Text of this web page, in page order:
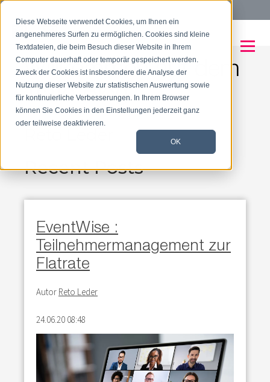
Diese Webseite verwendet Cookies, um Ihnen ein
angenehmeres Surfen zu ermöglichen. Cookies sind kleine
Textdateien, die beim Besuch dieser Website in Ihrem
Computer dauerhaft oder temporär gespeichert werden.
Zweck der Cookies ist insbesondere die Analyse der
Nutzung dieser Website zur statistischen Auswertung sowie
für kontinuierliche Verbesserungen. In Ihrem Browser
können Sie Cookies in den Einstellungen jederzeit ganz
oder teilweise deaktivieren.
OK
Willkommen auf dem
Trafo Blog
Recent Posts
EventWise :
Teilnehmermanagement zur
Flatrate
Autor Reto Leder
24.06.20 08:48